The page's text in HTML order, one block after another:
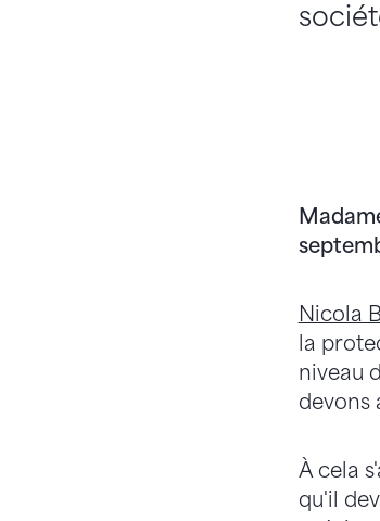
Nicola
la
niveau
devons
À cela
qu'il